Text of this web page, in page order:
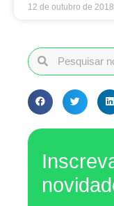
12 de outubro de 2018